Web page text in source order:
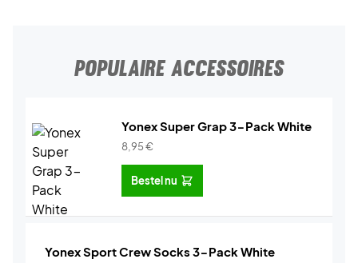
POPULAIRE ACCESSOIRES
Yonex Super Grap 3-Pack White
8,95€
Bestel nu
Yonex Sport Crew Socks 3-Pack White